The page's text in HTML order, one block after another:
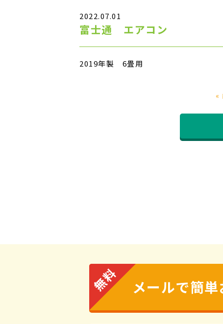
2022.07.01
富士通 エアコン
2019年製 6畳用
«
メールで簡単